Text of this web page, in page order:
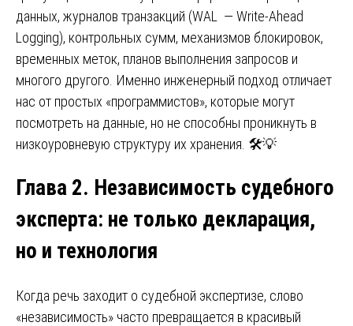
данных, журналов транзакций (WAL — Write-Ahead
Logging), контрольных сумм, механизмов блокировок,
временных меток, планов выполнения запросов и
многого другого. Именно инженерный подход отличает
нас от простых «программистов», которые могут
посмотреть на данные, но не способны проникнуть в
низкоуровневую структуру их хранения. 🛠️💡
Глава 2. Независимость судебного
эксперта: не только декларация,
но и технология
Когда речь заходит о судебной экспертизе, слово
«независимость» часто превращается в красивый